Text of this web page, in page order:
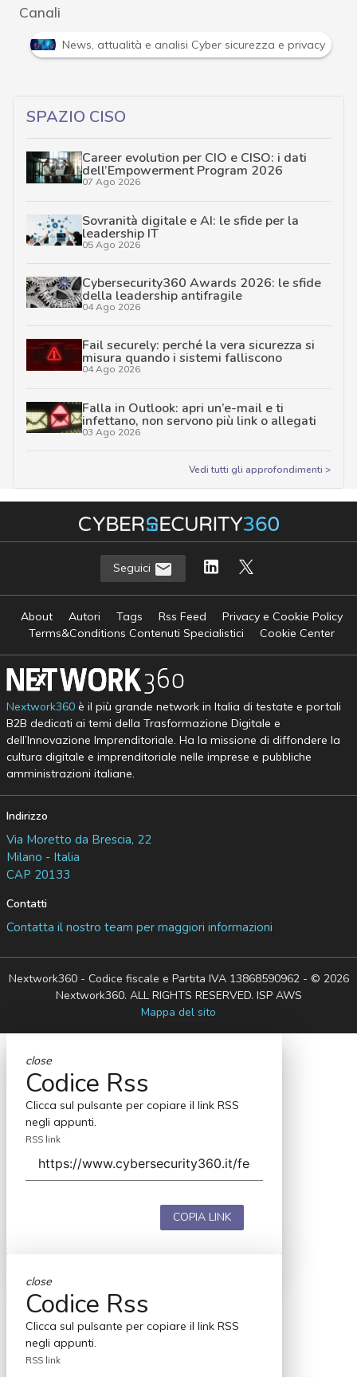
Canali
Attacchi hacker e Malware: le ultime news in tempo
SPAZIO CISO
Career evolution per CIO e CISO: i dati
dell’Empowerment Program 2026
07 Ago 2026
Sovranità digitale e AI: le sfide per la
leadership IT
05 Ago 2026
Cybersecurity360 Awards 2026: le sfide
della leadership antifragile
04 Ago 2026
Fail securely: perché la vera sicurezza si
misura quando i sistemi falliscono
04 Ago 2026
Falla in Outlook: apri un’e-mail e ti
infettano, non servono più link o allegati
03 Ago 2026
Vedi tutti gli approfondimenti >
Seguici
About Autori Tags Rss Feed
Privacy e Cookie Policy
Terms&Conditions Contenuti Specialistici
Cookie Center
Nextwork360è il più grande network in Italia di testate e portali
B2B dedicati ai temi della Trasformazione Digitale e
dell’Innovazione Imprenditoriale. Ha la missione di diffondere la
cultura digitale e imprenditoriale nelle imprese e pubbliche
amministrazioni italiane.
Indirizzo
Via Moretto da Brescia, 22
Milano - Italia
CAP 20133
Contatti
Contatta il nostro team per maggiori informazioni
Nextwork360 - Codice fiscale e Partita IVA 13868590962 - © 2026
Nextwork360. ALL RIGHTS RESERVED. ISP AWS
Mappa del sito
close
Codice Rss
Clicca sul pulsante per copiare il link RSS
negli appunti.
RSS link
COPIA LINK
close
Codice Rss
Clicca sul pulsante per copiare il link RSS
negli appunti.
RSS link